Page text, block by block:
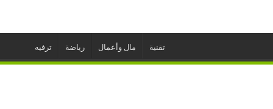
تقنية مال وأعمال رياضة ترفيه